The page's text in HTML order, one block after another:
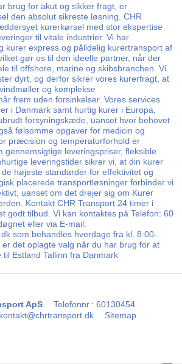
brug for akut og sikker fragt, er
den absolut sikreste løsning. CHR
kurerkørsel med stor ekspertise
til vitale industrier. Vi har
kurer express og pålidelig kurertransport af
gør os til den ideelle partner, når der
til offshore, marine og skibsbranchen. Vi
dyrt, og derfor sikrer vores kurerfragt, at
og komplekse
frem uden forsinkelser. Vores services
i Danmark samt hurtig kurer i Europa,
forsyningskæde, uanset hvor behovet
følsomme opgaver for medicin og
præcision og temperaturforhold er
gennemsigtige leveringspriser, fleksible
leveringstider sikrer vi, at din kurer
højeste standarder for effektivitet og
placerede transportløsninger forbinder vi
uanset om det drejer sig om Kurer
Kontakt CHR Transport 24 timer i
godt tilbud. Vi kan kontaktes på Telefon: 60
eller via E-mail:
som behandles hverdage fra kl. 8:00-
er det oplagte valg når du har brug for at
Estland Tallinn fra Danmark
ApS Telefonnr.: 60130454
kontakt@chrtransport.dk Sitemap